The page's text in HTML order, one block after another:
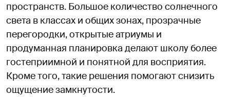
пространств. Большое количество солнечного
света в классах и общих зонах, прозрачные
перегородки, открытые атриумы и
продуманная планировка делают школу более
гостеприимной и понятной для восприятия.
Кроме того, такие решения помогают снизить
ощущение замкнутости.